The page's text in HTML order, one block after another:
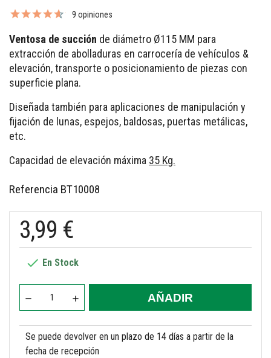
9 opiniones
Ventosa de succión de diámetro Ø115 MM para
extracción de abolladuras en carrocería de vehículos &
elevación, transporte o posicionamiento de piezas con
superficie plana.
Diseñada también para aplicaciones de manipulación y
fijación de lunas, espejos, baldosas, puertas metálicas,
etc.
Capacidad de elevación máxima 35 Kg.
Referencia BT10008
3,99 €
 En Stock
AÑADIR
Se puede devolver en un plazo de 14 días a partir de la
fecha de recepción